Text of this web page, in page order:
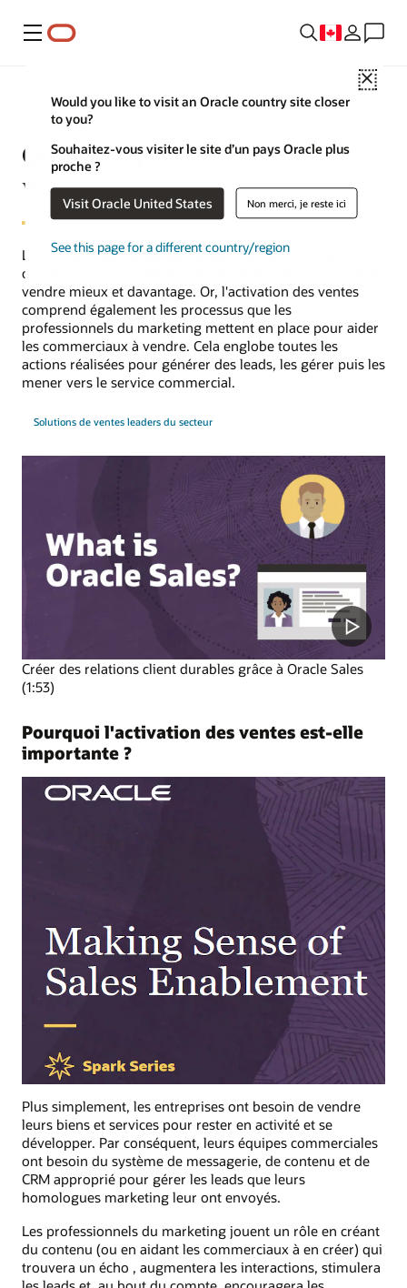
Menu
Close
Would you like to visit an Oracle country site closer
to you?
Souhaitez-vous visiter le site d’un pays Oracle plus
proche ?
Visit Oracle United States Non merci, je reste ici
See this page for a different country/region
Qu’est-ce que l’activation des
ventes ?
L'activation des ventes est l'ensemble d'outils et de
contenu fourni à votre équipe commerciale pour l'aider à
vendre mieux et davantage. Or, l'activation des ventes
comprend également les processus que les
professionnels du marketing mettent en place pour aider
les commerciaux à vendre. Cela englobe toutes les
actions réalisées pour générer des leads, les gérer puis les
mener vers le service commercial.
Solutions de ventes leaders du secteur
Créer des relations client durables grâce à Oracle Sales
(1:53)
Pourquoi l'activation des ventes est-elle
importante ?
Plus simplement, les entreprises ont besoin de vendre
leurs biens et services pour rester en activité et se
développer. Par conséquent, leurs équipes commerciales
ont besoin du système de messagerie, de contenu et de
CRM approprié pour gérer les leads que leurs
homologues marketing leur ont envoyés.
Les professionnels du marketing jouent un rôle en créant
du contenu (ou en aidant les commerciaux à en créer) qui
trouvera un écho , augmentera les interactions, stimulera